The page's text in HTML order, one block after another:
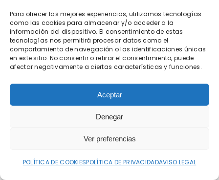
Para ofrecer las mejores experiencias, utilizamos tecnologías
como las cookies para almacenar y/o acceder a la
información del dispositivo. El consentimiento de estas
tecnologías nos permitirá procesar datos como el
comportamiento de navegación o las identificaciones únicas
en este sitio. No consentir o retirar el consentimiento, puede
afectar negativamente a ciertas características y funciones.
Aceptar
Denegar
Ver preferencias
POLÍTICA DE COOKIESPOLÍTICA DE PRIVACIDADAVISO LEGAL